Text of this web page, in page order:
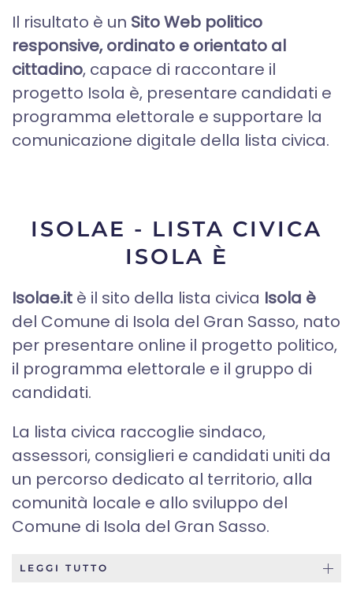
Il risultato è un Sito Web politico
responsive, ordinato e orientato al
cittadino, capace di raccontare il
progetto Isola è, presentare candidati e
programma elettorale e supportare la
comunicazione digitale della lista civica.
ISOLAE - LISTA CIVICA
ISOLA È
Isolae.it è il sito della lista civica Isola è
del Comune di Isola del Gran Sasso, nato
per presentare online il progetto politico,
il programma elettorale e il gruppo di
candidati.
La lista civica raccoglie sindaco,
assessori, consiglieri e candidati uniti da
un percorso dedicato al territorio, alla
comunità locale e allo sviluppo del
Comune di Isola del Gran Sasso.
LEGGI TUTTO